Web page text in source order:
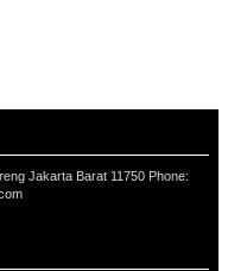
Jakarta Barat 11750 Phone: